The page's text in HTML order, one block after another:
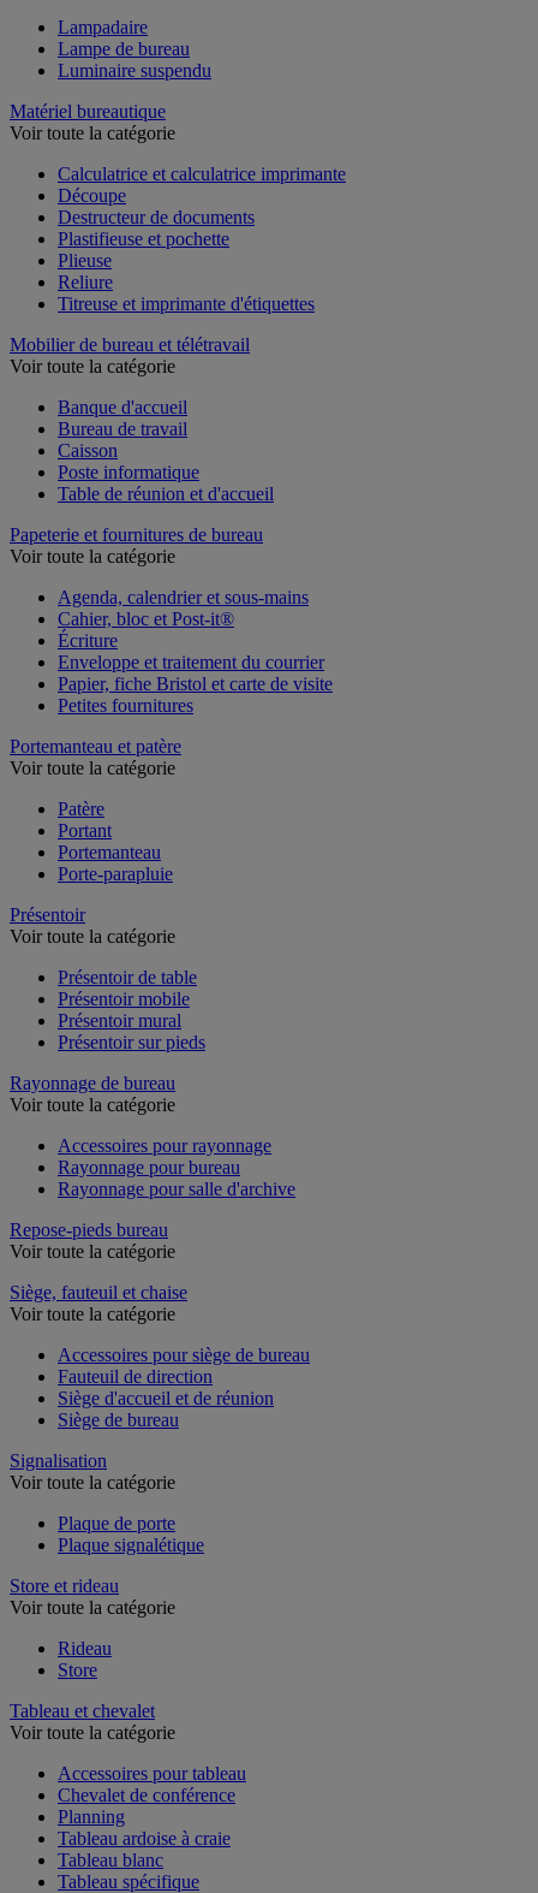
Lampadaire
Lampe de bureau
Luminaire suspendu
Matériel bureautique
Voir toute la catégorie
Calculatrice et calculatrice imprimante
Découpe
Destructeur de documents
Plastifieuse et pochette
Plieuse
Reliure
Titreuse et imprimante d'étiquettes
Mobilier de bureau et télétravail
Voir toute la catégorie
Banque d'accueil
Bureau de travail
Caisson
Poste informatique
Table de réunion et d'accueil
Papeterie et fournitures de bureau
Voir toute la catégorie
Agenda, calendrier et sous-mains
Cahier, bloc et Post-it®
Écriture
Enveloppe et traitement du courrier
Papier, fiche Bristol et carte de visite
Petites fournitures
Portemanteau et patère
Voir toute la catégorie
Patère
Portant
Portemanteau
Porte-parapluie
Présentoir
Voir toute la catégorie
Présentoir de table
Présentoir mobile
Présentoir mural
Présentoir sur pieds
Rayonnage de bureau
Voir toute la catégorie
Accessoires pour rayonnage
Rayonnage pour bureau
Rayonnage pour salle d'archive
Repose-pieds bureau
Voir toute la catégorie
Siège, fauteuil et chaise
Voir toute la catégorie
Accessoires pour siège de bureau
Fauteuil de direction
Siège d'accueil et de réunion
Siège de bureau
Signalisation
Voir toute la catégorie
Plaque de porte
Plaque signalétique
Store et rideau
Voir toute la catégorie
Rideau
Store
Tableau et chevalet
Voir toute la catégorie
Accessoires pour tableau
Chevalet de conférence
Planning
Tableau ardoise à craie
Tableau blanc
Tableau spécifique